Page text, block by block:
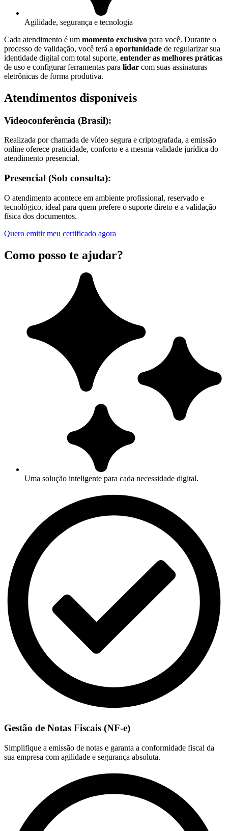
Agilidade, segurança e tecnologia
Cada atendimento é um momento exclusivo para você. Durante o
processo de validação, você terá a oportunidade de regularizar sua
identidade digital com total suporte, entender as melhores práticas
de uso e configurar ferramentas para lidar com suas assinaturas
eletrônicas de forma produtiva.
Atendimentos disponíveis
Videoconferência (Brasil):
Realizada por chamada de vídeo segura e criptografada, a emissão
online oferece praticidade, conforto e a mesma validade jurídica do
atendimento presencial.
Presencial (Sob consulta):
O atendimento acontece em ambiente profissional, reservado e
tecnológico, ideal para quem prefere o suporte direto e a validação
física dos documentos.
Quero emitir meu certificado agora
Como posso te ajudar?
Uma solução inteligente para cada necessidade digital.
Gestão de Notas Fiscais (NF-e)
Simplifique a emissão de notas e garanta a conformidade fiscal da
sua empresa com agilidade e segurança absoluta.